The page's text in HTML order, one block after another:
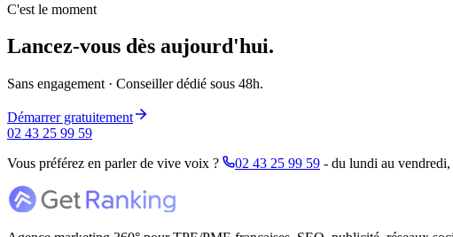
C'est le moment
Lancez-vous dès aujourd'hui.
Sans engagement · Conseiller dédié sous 48h.
Démarrer gratuitement
02 43 25 99 59
Vous préférez en parler de vive voix ?
02 43 25 99 59 - du lundi au vendredi,